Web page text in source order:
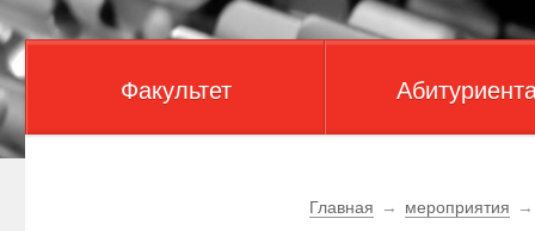
Факультет
Главная → мероприятия →